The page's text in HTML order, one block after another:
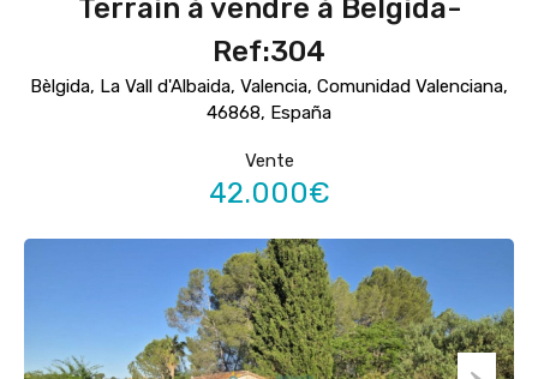
Terrain à vendre à Belgida-
Ref:304
Bèlgida, La Vall d'Albaida, Valencia, Comunidad Valenciana,
46868, España
Vente
42.000€